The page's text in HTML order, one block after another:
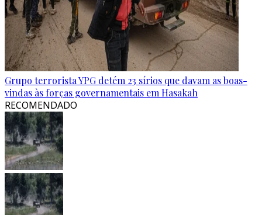
Grupo terrorista YPG detém 23 sírios que davam as boas-
vindas às forças governamentais em Hasakah
RECOMENDADO